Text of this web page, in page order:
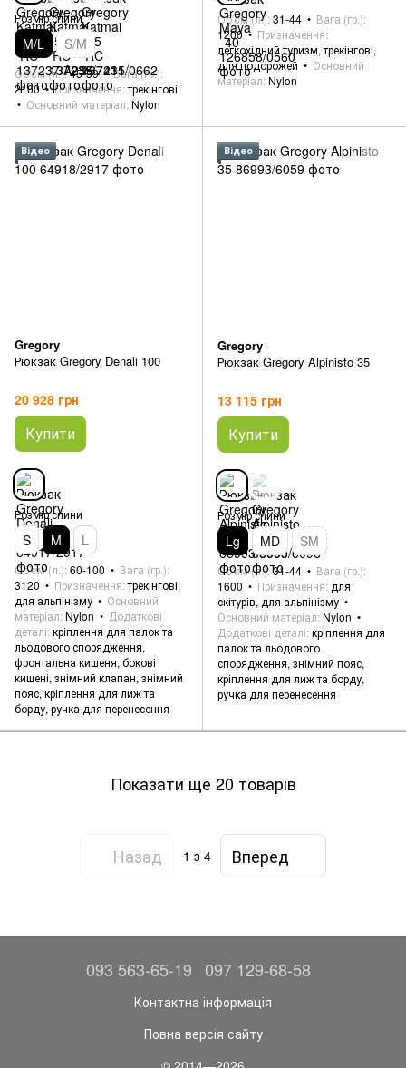
Розмір спини
M/L S/M
Об'єм (л.) 45-59
Вага (гр.)
2100
Призначення трекінгові
Основний матеріал Nylon
Об'єм (л.) 31-44
Вага (гр.)
1200
Призначення
легкохідний туризм, трекінгові,
для подорожей
Основний
матеріал Nylon
Відео
Gregory
Рюкзак Gregory Denali 100
20 928 грн
Купити
Розмір спини
S M L
Об'єм (л.) 60-100
Вага (гр.)
3120
Призначення трекінгові,
для альпінізму
Основний
матеріал Nylon
Додаткові
деталі кріплення для палок та
льодового спорядження,
фронтальна кишеня, бокові
кишені, знімний клапан, знімний
пояс, кріплення для лиж та
борду, ручка для перенесення
Відео
Gregory
Рюкзак Gregory Alpinisto 35
13 115 грн
Купити
Розмір спини
Lg MD SM
Об'єм (л.) 31-44
Вага (гр.)
1600
Призначення для
скітурів, для альпінізму
Основний матеріал Nylon
Додаткові деталі кріплення для
палок та льодового
спорядження, знімний пояс,
кріплення для лиж та борду,
ручка для перенесення
Показати ще 20 товарів
Назад 1 з 4 Вперед
093 563-65-19 097 129-68-58
Контактна інформація
Повна версія сайту